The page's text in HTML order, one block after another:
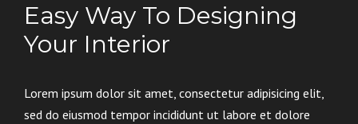
Easy Way To Designing
Your Interior
Lorem ipsum dolor sit amet, consectetur adipisicing elit,
sed do eiusmod tempor incididunt ut labore et dolore